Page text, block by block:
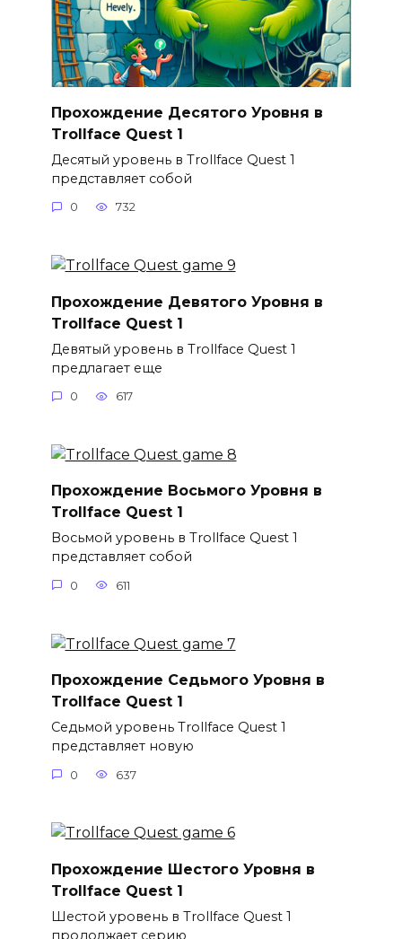
Прохождение Десятого Уровня в
Trollface Quest 1
Десятый уровень в Trollface Quest 1
представляет собой
0 732
Прохождение Девятого Уровня в
Trollface Quest 1
Девятый уровень в Trollface Quest 1
предлагает еще
0 617
Прохождение Восьмого Уровня в
Trollface Quest 1
Восьмой уровень в Trollface Quest 1
представляет собой
0 611
Прохождение Седьмого Уровня в
Trollface Quest 1
Седьмой уровень Trollface Quest 1
представляет новую
0 637
Прохождение Шестого Уровня в
Trollface Quest 1
Шестой уровень в Trollface Quest 1
продолжает серию